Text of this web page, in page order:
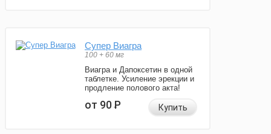
Супер Виагра
100 + 60 мг
Виагра и Дапоксетин в одной
таблетке. Усиление эрекции и
продление полового акта!
от 90Р Купить